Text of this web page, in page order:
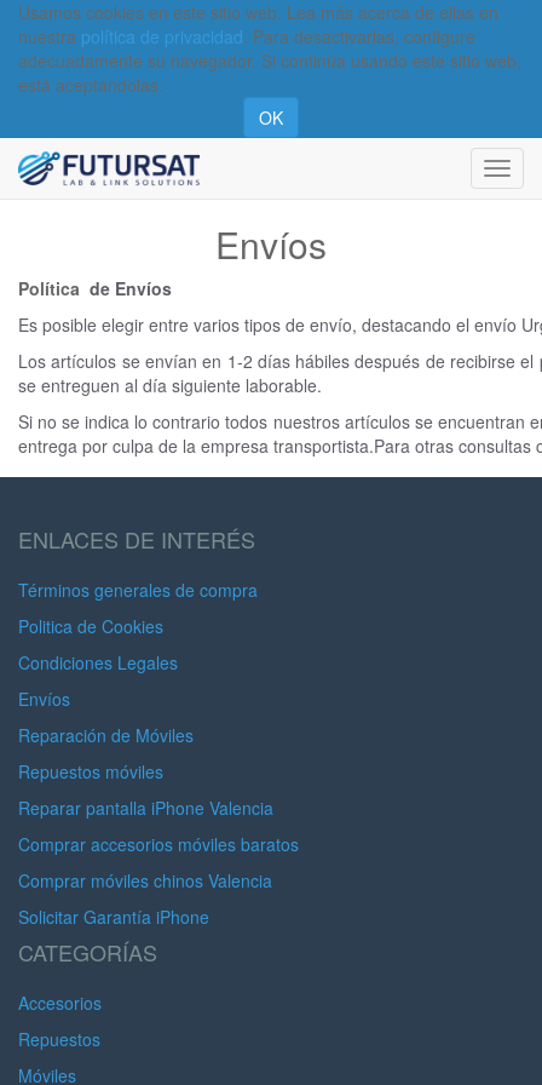
Usamos cookies en este sitio web. Lea más acerca de ellas en
nuestra política de privacidad. Para desactivarlas, configure
adecuadamente su navegador. Si continúa usando este sitio web,
está aceptándolas.
OK
Envíos
Política de Envíos
Es posible elegir entre varios tipos de envío, destacando el envío
Los artículos se envían en 1-2 días hábiles después de recibirse
se entreguen al día siguiente laborable.
Si no se indica lo contrario todos nuestros artículos se encuentran
entrega por culpa de la empresa transportista.Para otras consultas
ENLACES DE INTERÉS
Términos generales de compra
Politica de Cookies
Condiciones Legales
Envíos
Reparación de Móviles
Repuestos móviles
Reparar pantalla iPhone Valencia
Comprar accesorios móviles baratos
Comprar móviles chinos Valencia
Solicitar Garantía iPhone
CATEGORÍAS
Accesorios
Repuestos
Móviles